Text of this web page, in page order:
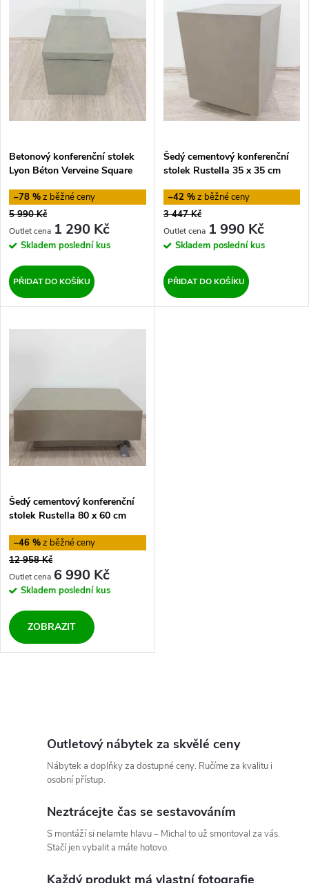
e
n
í
r
o
d
u
k
t
Nejprodávanější
Abecedně
p
i
s
p
r
o
d
u
k
ů
Betonový konferenční stolek
Lyon Béton Verveine Square
–78 %
5 990 Kč
1 290 Kč
Skladem poslední kus
PŘIDAT DO KOŠÍKU
Šedý cementový konferenční
stolek Rustella 35 x 35 cm
–42 %
3 447 Kč
1 990 Kč
Skladem poslední kus
PŘIDAT DO KOŠÍKU
Šedý cementový konferenční
stolek Rustella 80 x 60 cm
–46 %
12 958 Kč
6 990 Kč
Skladem poslední kus
ZOBRAZIT
Outletový nábytek za skvělé ceny
Nábytek a doplňky za dostupné ceny. Ručíme za kvalitu i
osobní přístup.
Neztrácejte čas se sestavováním
S montáží si nelamte hlavu – Michal to už smontoval za vás.
Stačí jen vybalit a máte hotovo.